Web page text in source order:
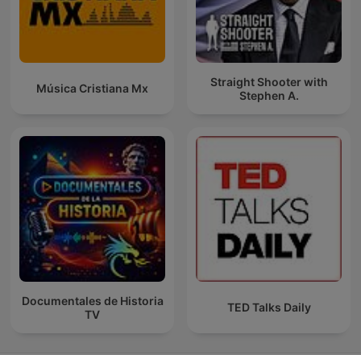
Música Cristiana Mx
Straight Shooter with
Stephen A.
Documentales de Historia
TV
TED Talks Daily